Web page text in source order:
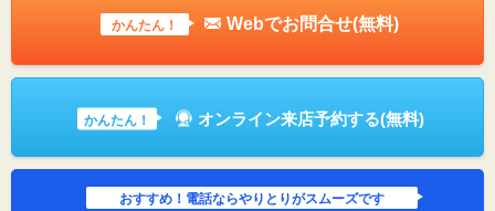
かんたん！ Webでお問合せ(無料)
かんたん！ オンライン来店予約する(無料)
おすすめ！電話ならやりとりがスムーズです